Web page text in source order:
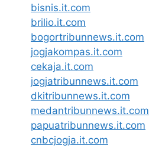
bisnis.it.com
brilio.it.com
bogortribunnews.it.com
jogjakompas.it.com
cekaja.it.com
jogjatribunnews.it.com
dkitribunnews.it.com
medantribunnews.it.com
papuatribunnews.it.com
cnbcjogja.it.com